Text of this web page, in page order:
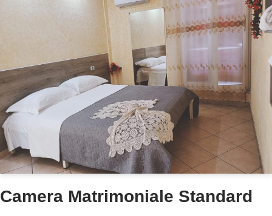
Camera Matrimoniale Standard